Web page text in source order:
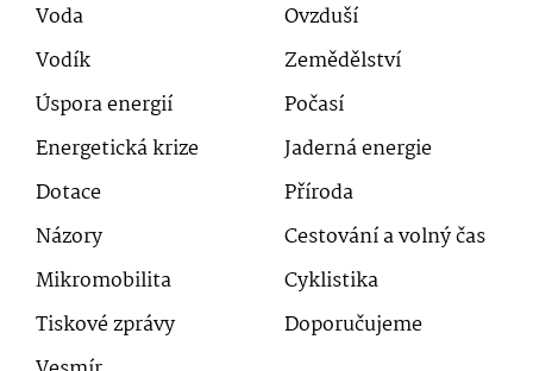
Voda
Ovzduší
Vodík
Zemědělství
Úspora energií
Počasí
Energetická krize
Jaderná energie
Dotace
Příroda
Názory
Cestování a volný čas
Mikromobilita
Cyklistika
Tiskové zprávy
Doporučujeme